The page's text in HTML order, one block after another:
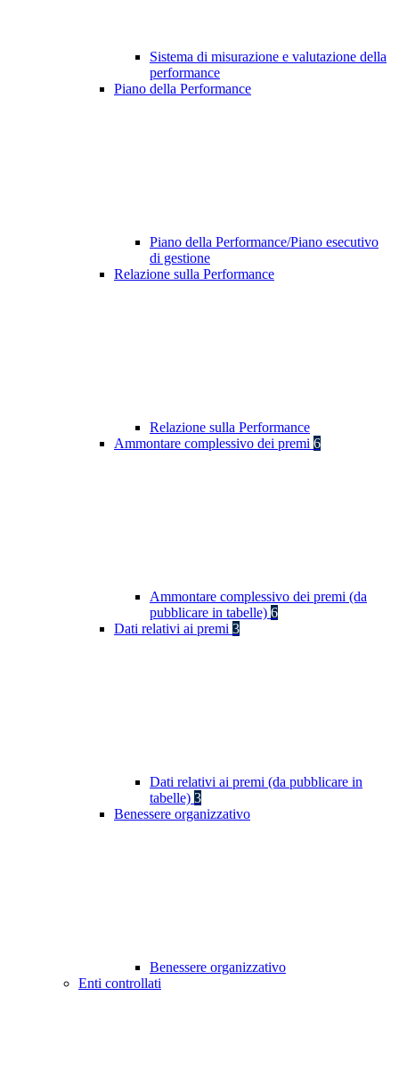
Sistema di misurazione e valutazione della
performance
Piano della Performance
Piano della Performance/Piano esecutivo
di gestione
Relazione sulla Performance
Relazione sulla Performance
Ammontare complessivo dei premi 6
Ammontare complessivo dei premi (da
pubblicare in tabelle) 6
Dati relativi ai premi 3
Dati relativi ai premi (da pubblicare in
tabelle) 3
Benessere organizzativo
Benessere organizzativo
Enti controllati